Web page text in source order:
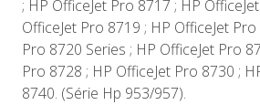
; HP OfficeJet Pro 8717 ; HP
OfficeJet Pro 8719 ; HP OfficeJet
Pro 8720 Series ; HP OfficeJet Pro
Pro 8728 ; HP OfficeJet Pro 8730 ;
8740. (Série Hp 953/957).